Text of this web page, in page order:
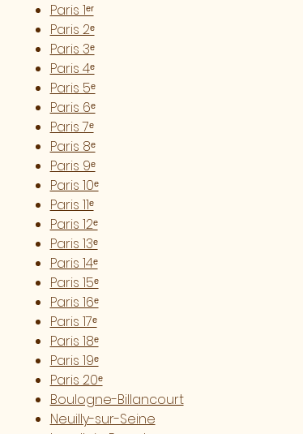
Paris 1ᵉʳ
Paris 2ᵉ
Paris 3ᵉ
Paris 4ᵉ
Paris 5ᵉ
Paris 6ᵉ
Paris 7ᵉ
Paris 8ᵉ
Paris 9ᵉ
Paris 10ᵉ
Paris 11ᵉ
Paris 12ᵉ
Paris 13ᵉ
Paris 14ᵉ
Paris 15ᵉ
Paris 16ᵉ
Paris 17ᵉ
Paris 18ᵉ
Paris 19ᵉ
Paris 20ᵉ
Boulogne-Billancourt
Neuilly-sur-Seine